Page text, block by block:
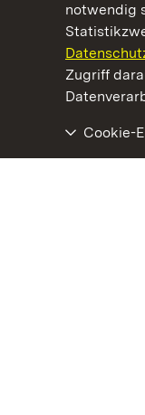
notwendig
Zugriff
Cookie-